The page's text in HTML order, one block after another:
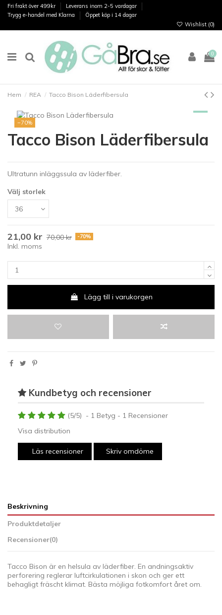
Fri frakt över 499kr
Leverans inom 2-5 vardagar
Trygg e-handel med Klarna
Öppet köp i 14 dagar
Wishlist (0)
0
Hem REA Tacco Bison Läderfibersula
−70%
Tacco Bison Läderfibersula
Ultratunn inläggssula av läderfiber.
Välj storlek
21,00 kr 70,00 kr -70%
Inkl. moms
Lägg till i varukorgen
Kundbetyg och recensioner
(5/5) - 1 Betyg - 1 Recensioner
Visa distribution
Läs recensioner Skriv omdöme
Beskrivning
Produktdetaljer
Recensioner(0)
Tacco Bison är en helsula av läderfiber. En andningsaktiv
perforering reglerar luftcirkulationen i skon och ger ett
behagligt fräscht klimat. Bästa möjliga fotkomfort året om.